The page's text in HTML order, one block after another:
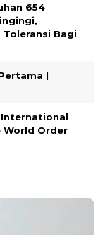
654
Bagi
|
International
Order